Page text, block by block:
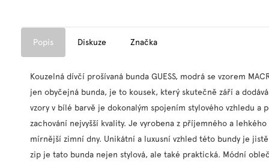
Popis Diskuze Značka
Kouzelná dívčí prošívaná bunda GUESS, modrá se vzorem
jen obyčejná bunda, je to kousek, který skutečně září a
vzory v bílé barvě je dokonalým spojením stylového vzhledu
zachování nejvyšší kvality. Je vyrobena z příjemného a
mírnější zimní dny. Unikátní a luxusní vzhled této bundy je
zip je tato bunda nejen stylová, ale také praktická. Módní